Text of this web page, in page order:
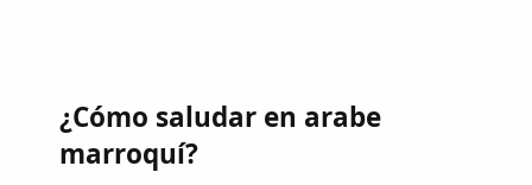
¿Cómo saludar en arabe
marroquí?